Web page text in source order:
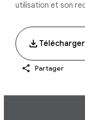
utilisation et son
Télécharger
Partager